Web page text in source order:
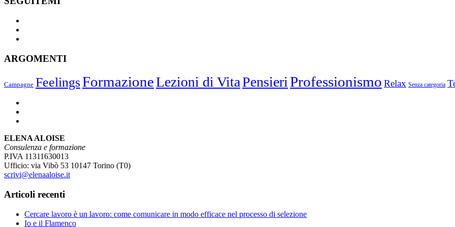
ARGOMENTI
Campagne FeelingsFormazioneLezioni di VitaPensieriProfessionismo Relax Senza categoria
ELENA ALOISE
Consulenza e formazione
P.IVA 11311630013
Ufficio: via Vibò 53 10147 Torino (T0)
scrivi@elenaaloise.it
Articoli recenti
Cercare lavoro è un lavoro: come comunicare in modo efficace nel processo di selezione
Io e il Flamenco